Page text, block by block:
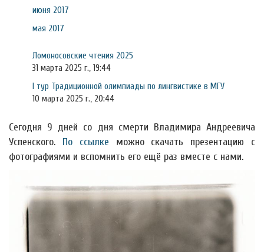
июня 2017
мая 2017
Ломоносовские чтения 2025
31 марта 2025 г., 19:44
I тур Традиционной олимпиады по лингвистике в МГУ
10 марта 2025 г., 20:44
Сегодня 9 дней со дня смерти Владимира Андреевича
Успенского. По ссылке можно скачать презентацию с
фотографиями и вспомнить его ещё раз вместе с нами.